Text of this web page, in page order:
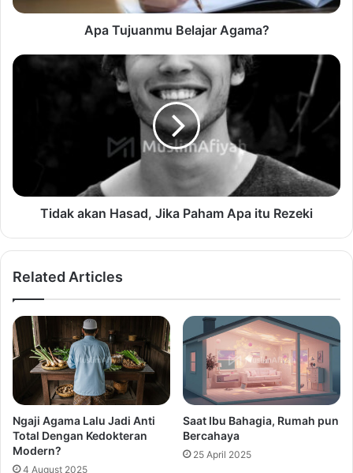
Apa Tujuanmu Belajar Agama?
Tidak akan Hasad, Jika Paham Apa itu Rezeki
Related Articles
Ngaji Agama Lalu Jadi Anti
Total Dengan Kedokteran
Modern?
4 August 2025
Saat Ibu Bahagia, Rumah pun
Bercahaya
25 April 2025